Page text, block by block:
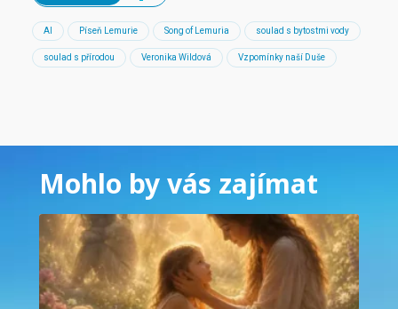
AI Píseň Lemurie Song of Lemuria soulad s bytostmi vody
soulad s přírodou Veronika Wildová Vzpomínky naší Duše
Mohlo by vás zajímat